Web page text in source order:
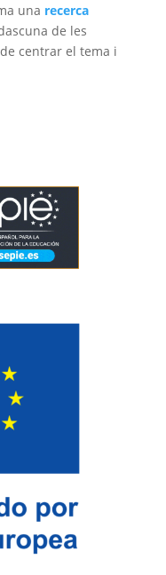
una recerca
de les
centrar el tema i